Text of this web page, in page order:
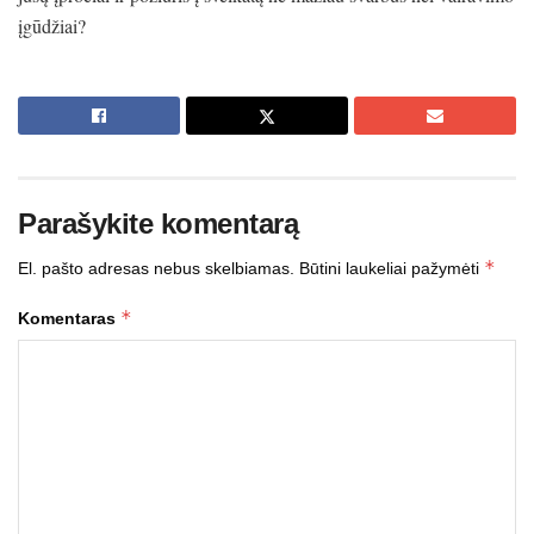
įgūdžiai?
Parašykite komentarą
El. pašto adresas nebus skelbiamas. Būtini laukeliai pažymėti *
Komentaras *